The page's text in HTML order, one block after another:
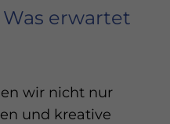
erwartet
wir nicht nur
und kreative